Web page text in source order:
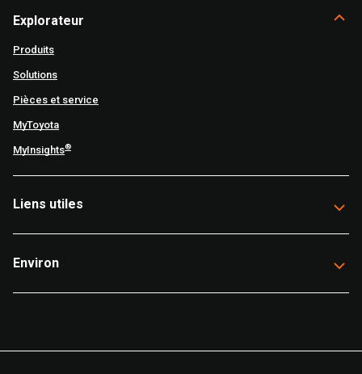
Explorateur
Produits
Solutions
Pièces et service
MyToyota
MyInsights®
Liens utiles
Environ